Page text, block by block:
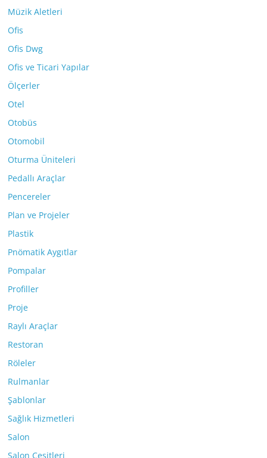
Müzik Aletleri
Ofis
Ofis Dwg
Ofis ve Ticari Yapılar
Ölçerler
Otel
Otobüs
Otomobil
Oturma Üniteleri
Pedallı Araçlar
Pencereler
Plan ve Projeler
Plastik
Pnömatik Aygıtlar
Pompalar
Profiller
Proje
Raylı Araçlar
Restoran
Röleler
Rulmanlar
Şablonlar
Sağlık Hizmetleri
Salon
Salon Çeşitleri